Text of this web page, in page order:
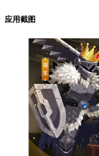
应用截图